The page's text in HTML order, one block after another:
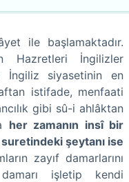
ile başlamaktadır.
Hazretleri İngilizler
İngiliz siyasetinin en
istifade, menfaati
gibi sû-i ahlâktan
her zamanın insî bir
suretindeki şeytanı ise
zayıf damarlarını
işletip kendi